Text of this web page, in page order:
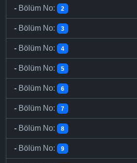
- Bölüm No: 2
- Bölüm No: 3
- Bölüm No: 4
- Bölüm No: 5
- Bölüm No: 6
- Bölüm No: 7
- Bölüm No: 8
- Bölüm No: 9